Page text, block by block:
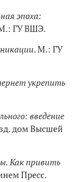
эпоха:
ГУ ВШЭ.
. М.: ГУ
укрепить
введение
дом Высшей
Как привить
Пресс.